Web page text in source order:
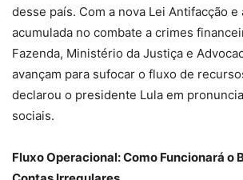
desse país. Com a nova Lei Antifacção
acumulada no combate a crimes
Fazenda, Ministério da Justiça e
avançam para sufocar o fluxo de
declarou o presidente Lula em
sociais.
Fluxo Operacional: Como Funcionará o